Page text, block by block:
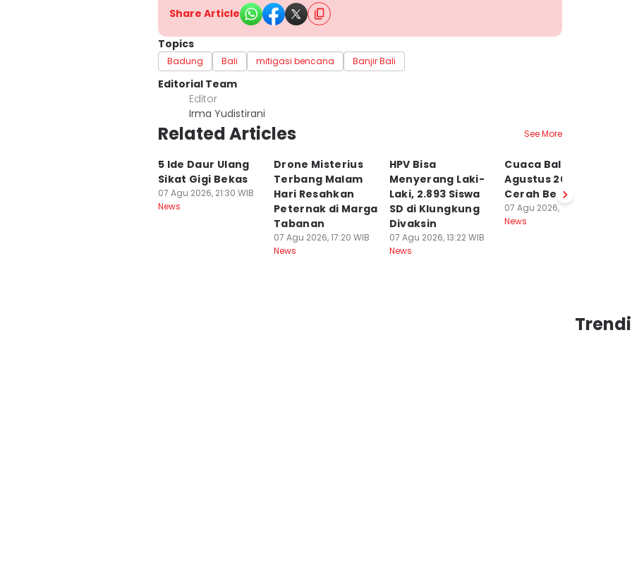
Share Article
Topics
Badung Bali mitigasi bencana Banjir Bali
Editorial Team
Editor
Irma Yudistirani
Related Articles See More
5 Ide Daur Ulang
Sikat Gigi Bekas
07 Agu 2026, 21:30 WIB
News
Drone Misterius
Terbang Malam
Hari Resahkan
Peternak di Marga
Tabanan
07 Agu 2026, 17:20 WIB
News
HPV Bisa
Menyerang Laki-
Laki, 2.893 Siswa
SD di Klungkung
Divaksin
07 Agu 2026, 13:22 WIB
News
Cuaca Bali 7
Agustus 2026
Cerah Berawan
07 Agu 2026, 10:47 WIB
News